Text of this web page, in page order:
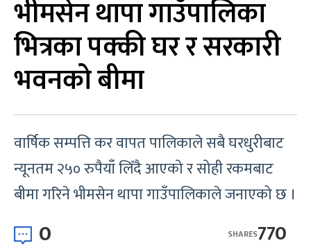
भीमसेन थापा गाउँपालिका
भित्रका पक्की घर र सरकारी
भवनको बीमा
वार्षिक सम्पत्ति कर वापत पालिकाले सबै घरधुरीबाट
न्यूनतम २५० रुपैयाँ लिँदै आएको र सोही रकमबाट
बीमा गरिने भीमसेन थापा गाउँपालिकाले जनाएको छ ।
0 770
SHARES